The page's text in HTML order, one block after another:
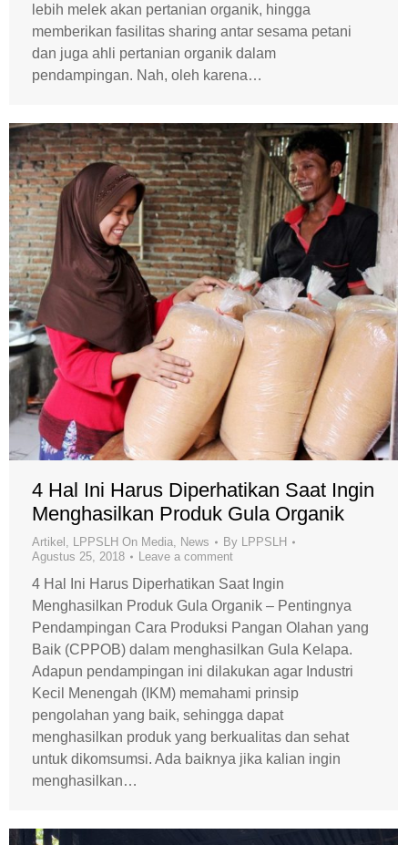
lebih melek akan pertanian organik, hingga
memberikan fasilitas sharing antar sesama petani
dan juga ahli pertanian organik dalam
pendampingan. Nah, oleh karena…
4 Hal Ini Harus Diperhatikan Saat Ingin
Menghasilkan Produk Gula Organik
Artikel , LPPSLH On Media, News By LPPSLH
Agustus 25, 2018
Leave a comment
4 Hal Ini Harus Diperhatikan Saat Ingin
Menghasilkan Produk Gula Organik – Pentingnya
Pendampingan Cara Produksi Pangan Olahan yang
Baik (CPPOB) dalam menghasilkan Gula Kelapa.
Adapun pendampingan ini dilakukan agar Industri
Kecil Menengah (IKM) memahami prinsip
pengolahan yang baik, sehingga dapat
menghasilkan produk yang berkualitas dan sehat
untuk dikomsumsi. Ada baiknya jika kalian ingin
menghasilkan…